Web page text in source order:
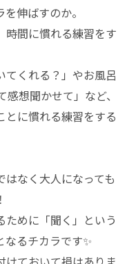
伸ばすのか。
時間に慣れる練習をす
てくれる？」やお風呂
想聞かせて」など、
とに慣れる練習をする
はなく大人になっても
ために「聞く」という
るチカラです✨